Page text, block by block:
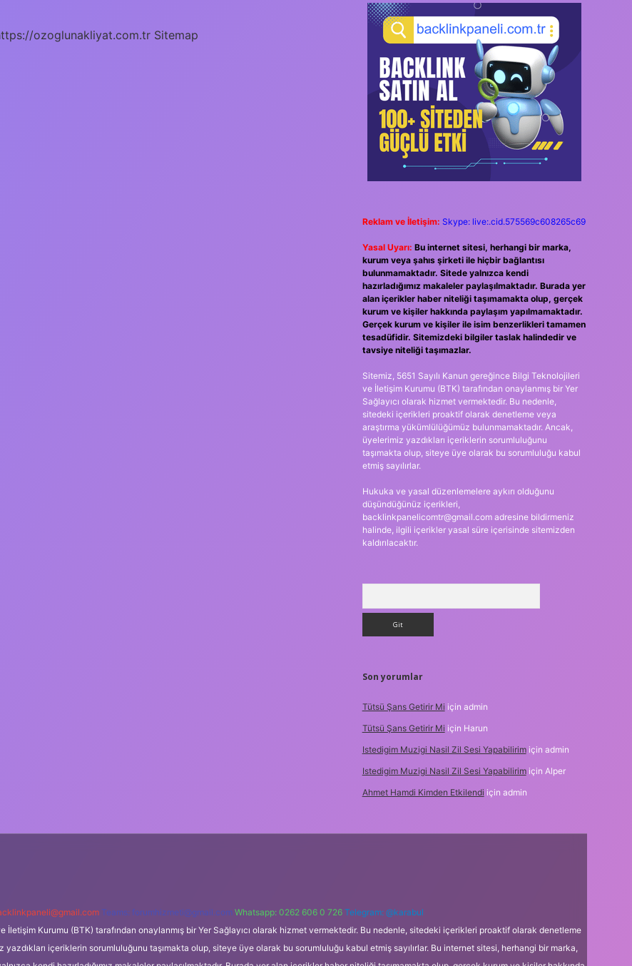
ozoglunakliyat.com.tr Sitemap
Reklam ve İletişim: Skype: live:.cid.575569c608265c69
Yasal Uyarı: Bu internet sitesi, herhangi bir marka,
kurum veya şahıs şirketi ile hiçbir bağlantısı
bulunmamaktadır. Sitede yalnızca kendi
hazırladığımız makaleler paylaşılmaktadır. Burada yer
alan içerikler haber niteliği taşımamakta olup, gerçek
kurum ve kişiler hakkında paylaşım yapılmamaktadır.
Gerçek kurum ve kişiler ile isim benzerlikleri tamamen
tesadüfidir. Sitemizdeki bilgiler taslak halindedir ve
tavsiye niteliği taşımazlar.
Sitemiz, 5651 Sayılı Kanun gereğince Bilgi Teknolojileri
ve İletişim Kurumu (BTK) tarafından onaylanmış bir Yer
Sağlayıcı olarak hizmet vermektedir. Bu nedenle,
sitedeki içerikleri proaktif olarak denetleme veya
araştırma yükümlülüğümüz bulunmamaktadır. Ancak,
üyelerimiz yazdıkları içeriklerin sorumluluğunu
taşımakta olup, siteye üye olarak bu sorumluluğu kabul
etmiş sayılırlar.
Hukuka ve yasal düzenlemelere aykırı olduğunu
düşündüğünüz içerikleri,
backlinkpanelicomtr@gmail.comadresine bildirmeniz
halinde, ilgili içerikler yasal süre içerisinde sitemizden
kaldırılacaktır.
Son yorumlar
Tütsü Şans Getirir Mi için admin
Tütsü Şans Getirir Mi için Harun
Istedigim Muzigi Nasil Zil Sesi Yapabilirimiçin admin
Istedigim Muzigi Nasil Zil Sesi Yapabilirimiçin Alper
Ahmet Hamdi Kimden Etkilendi için admin
Teams: forumhizmeti@gmail.com Whatsapp: 0262 606 0 726 Telegram: @karabul
İletişim Kurumu (BTK) tarafından onaylanmış bir Yer Sağlayıcı olarak hizmet vermektedir. Bu nedenle, sitedeki içerikleri proaktif olarak denetleme
içeriklerin sorumluluğunu taşımakta olup, siteye üye olarak bu sorumluluğu kabul etmiş sayılırlar. Bu internet sitesi, herhangi bir marka,